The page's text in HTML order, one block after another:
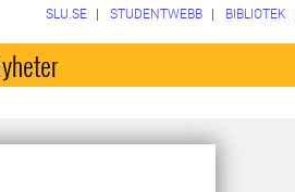
SLU.SE STUDENTWEBB BIBLIOTEK